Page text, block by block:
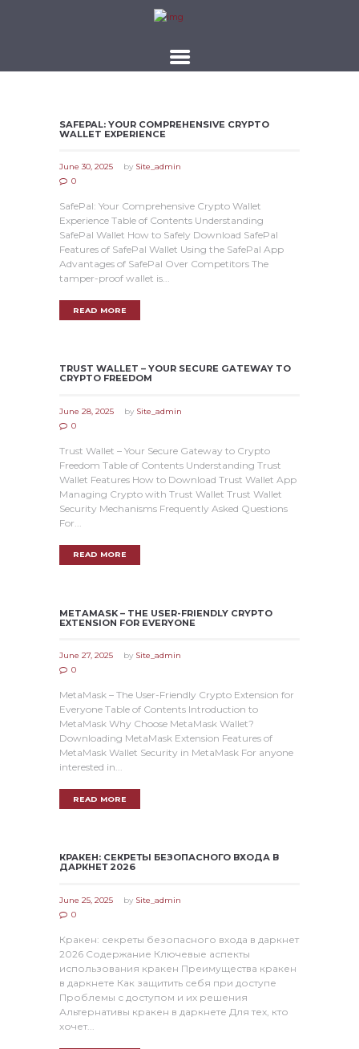
SAFEPAL: YOUR COMPREHENSIVE CRYPTO
WALLET EXPERIENCE
June 30, 2025 by Site_admin
0
SafePal: Your Comprehensive Crypto Wallet
Experience Table of Contents Understanding
SafePal Wallet How to Safely Download SafePal
Features of SafePal Wallet Using the SafePal App
Advantages of SafePal Over Competitors The
tamper-proof wallet is...
READ MORE
TRUST WALLET – YOUR SECURE GATEWAY TO
CRYPTO FREEDOM
June 28, 2025 by Site_admin
0
Trust Wallet – Your Secure Gateway to Crypto
Freedom Table of Contents Understanding Trust
Wallet Features How to Download Trust Wallet App
Managing Crypto with Trust Wallet Trust Wallet
Security Mechanisms Frequently Asked Questions
For...
READ MORE
METAMASK – THE USER-FRIENDLY CRYPTO
EXTENSION FOR EVERYONE
June 27, 2025 by Site_admin
0
MetaMask – The User-Friendly Crypto Extension for
Everyone Table of Contents Introduction to
MetaMask Why Choose MetaMask Wallet?
Downloading MetaMask Extension Features of
MetaMask Wallet Security in MetaMask For anyone
interested in...
READ MORE
КРАКЕН: СЕКРЕТЫ БЕЗОПАСНОГО ВХОДА В
ДАРКНЕТ 2026
June 25, 2025 by Site_admin
0
Кракен: секреты безопасного входа в даркнет
2026 Содержание Ключевые аспекты
использования кракен Преимущества кракен
в даркнете Как защитить себя при доступе
Проблемы с доступом и их решения
Альтернативы кракен в даркнете Для тех, кто
хочет...